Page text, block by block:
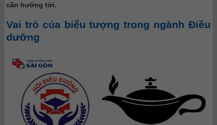
cần hướng tới.
Vai trò của biểu tượng trong ngành Điều
dưỡng